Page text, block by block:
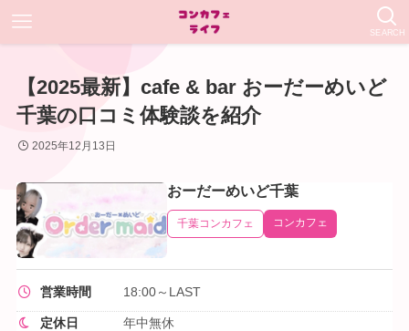
SEARCH
【2025最新】cafe & bar おーだーめいど
千葉の口コミ体験談を紹介
2025年12月13日
おーだーめいど千葉
千葉コンカフェ コンカフェ
営業時間 18:00～LAST
定休日 年中無休